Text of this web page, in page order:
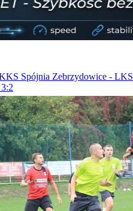
Spójnia Zebrzydowice - LKS